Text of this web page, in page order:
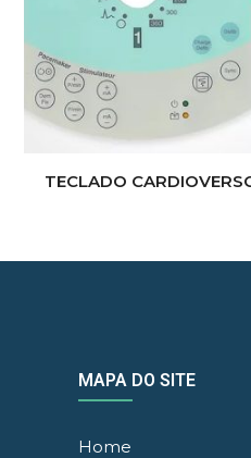
TECLADO
MAPA DO SITE
Home